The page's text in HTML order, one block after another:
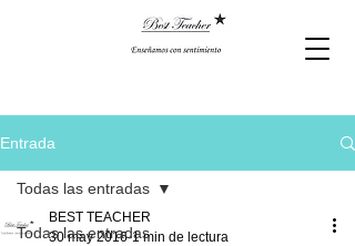
Entrada
Todas las entradas
Todas las entradas
BEST TEACHER
30 may 2016 1 min de lectura